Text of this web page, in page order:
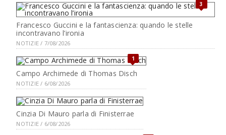
3
Francesco Guccini e la fantascienza: quando le stelle
incontravano l’ironia
NOTIZIE / 7/08/2026
1
Campo Archimede di Thomas Disch
NOTIZIE / 6/08/2026
Cinzia Di Mauro parla di Finisterrae
NOTIZIE / 6/08/2026